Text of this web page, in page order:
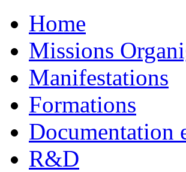
Home
Missions
Manifestations
Formations
Documentation
R&D